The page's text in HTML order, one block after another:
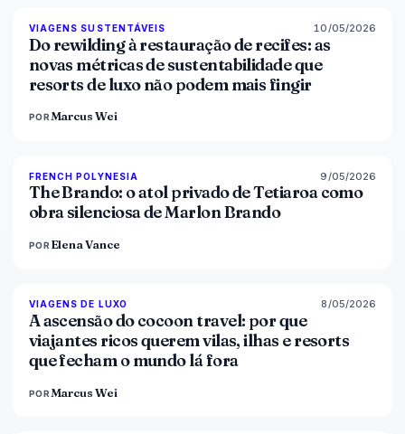
86% 81
VIAGENS SUSTENTÁVEIS 10/05/2026
Do rewilding à restauração de recifes: as
novas métricas de sustentabilidade que
resorts de luxo não podem mais fingir
POR Marcus Wei
% 51
FRENCH POLYNESIA 9/05/2026
The Brando: o atol privado de Tetiaroa como
obra silenciosa de Marlon Brando
POR Elena Vance
% 81
VIAGENS DE LUXO 8/05/2026
A ascensão do cocoon travel: por que
viajantes ricos querem vilas, ilhas e resorts
que fecham o mundo lá fora
POR Marcus Wei